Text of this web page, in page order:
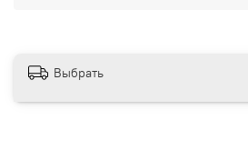
Выбрать